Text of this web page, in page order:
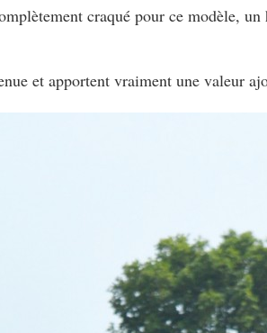
craqué pour ce modèle,
et apportent vraiment une valeur